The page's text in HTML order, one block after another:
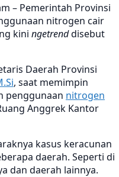
– Pemerintah Provinsi
nitrogen cair
kini ngetrenddisebut
Daerah Provinsi
, saat memimpin
penggunaan nitrogen
Anggrek Kantor
kasus keracunan
daerah. Seperti di
dan daerah lainnya.